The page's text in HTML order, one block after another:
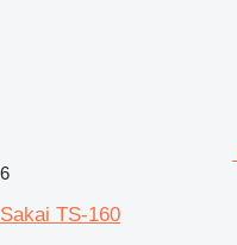
6
Sakai TS-160